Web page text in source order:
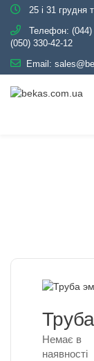
25 і 31 грудня
Телефон:
(050) 330-42-12
Email:
Немає в
наявності